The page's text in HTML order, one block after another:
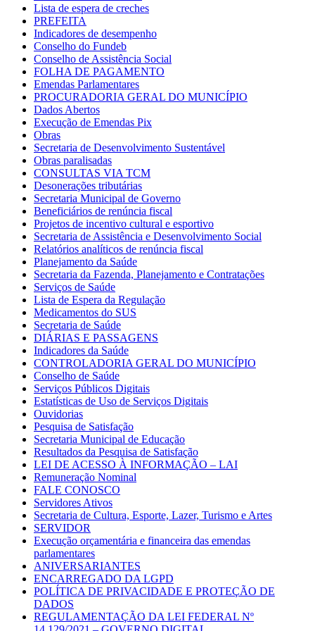
Lista de espera de creches
PREFEITA
Indicadores de desempenho
Conselho do Fundeb
Conselho de Assistência Social
FOLHA DE PAGAMENTO
Emendas Parlamentares
PROCURADORIA GERAL DO MUNICÍPIO
Dados Abertos
Execução de Emendas Pix
Obras
Secretaria de Desenvolvimento Sustentável
Obras paralisadas
CONSULTAS VIA TCM
Desonerações tributárias
Secretaria Municipal de Governo
Beneficiários de renúncia fiscal
Projetos de incentivo cultural e esportivo
Secretaria de Assistência e Desenvolvimento Social
Relatórios analíticos de renúncia fiscal
Planejamento da Saúde
Secretaria da Fazenda, Planejamento e Contratações
Serviços de Saúde
Lista de Espera da Regulação
Medicamentos do SUS
Secretaria de Saúde
DIÁRIAS E PASSAGENS
Indicadores da Saúde
CONTROLADORIA GERAL DO MUNICÍPIO
Conselho de Saúde
Serviços Públicos Digitais
Estatísticas de Uso de Serviços Digitais
Ouvidorias
Pesquisa de Satisfação
Secretaria Municipal de Educação
Resultados da Pesquisa de Satisfação
LEI DE ACESSO À INFORMAÇÃO – LAI
Remuneração Nominal
FALE CONOSCO
Servidores Ativos
Secretaria de Cultura, Esporte, Lazer, Turismo e Artes
SERVIDOR
Execução orçamentária e financeira das emendas
parlamentares
ANIVERSARIANTES
ENCARREGADO DA LGPD
POLÍTICA DE PRIVACIDADE E PROTEÇÃO DE
DADOS
REGULAMENTAÇÃO DA LEI FEDERAL Nº